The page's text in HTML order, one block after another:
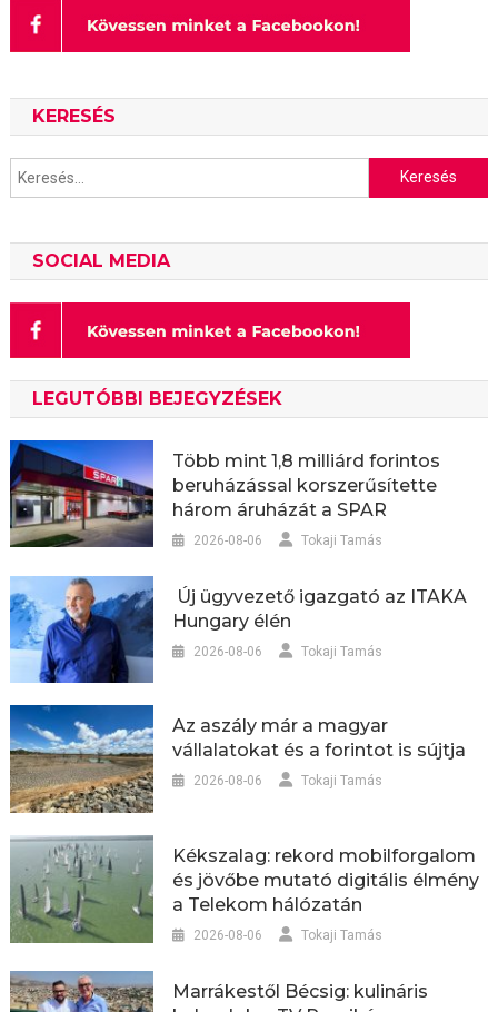
KERESÉS
Keresés:
SOCIAL MEDIA
LEGUTÓBBI BEJEGYZÉSEK
Több mint 1,8 milliárd forintos
beruházással korszerűsítette
három áruházát a SPAR
2026-08-06 Tokaji Tamás
Új ügyvezető igazgató az ITAKA
Hungary élén
2026-08-06 Tokaji Tamás
Az aszály már a magyar
vállalatokat és a forintot is sújtja
2026-08-06 Tokaji Tamás
Kékszalag: rekord mobilforgalom
és jövőbe mutató digitális élmény
a Telekom hálózatán
2026-08-06 Tokaji Tamás
Marrákestől Bécsig: kulináris